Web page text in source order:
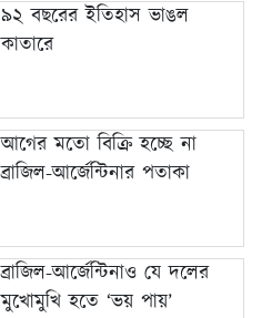
৯২ বছরের ইতিহাস ভাঙল
কাতারে
আগের মতো বিক্রি হচ্ছে না
ব্রাজিল-আর্জেন্টিনার পতাকা
ব্রাজিল-আর্জেন্টিনাও যে দলের
মুখোমুখি হতে ‘ভয় পায়’